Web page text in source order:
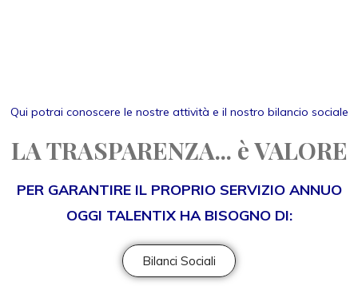
Qui potrai conoscere le nostre attività e il nostro bilancio sociale
LA TRASPARENZA... è VALORE
PER GARANTIRE IL PROPRIO SERVIZIO ANNUO
OGGI TALENTIX HA BISOGNO DI:
Bilanci Sociali